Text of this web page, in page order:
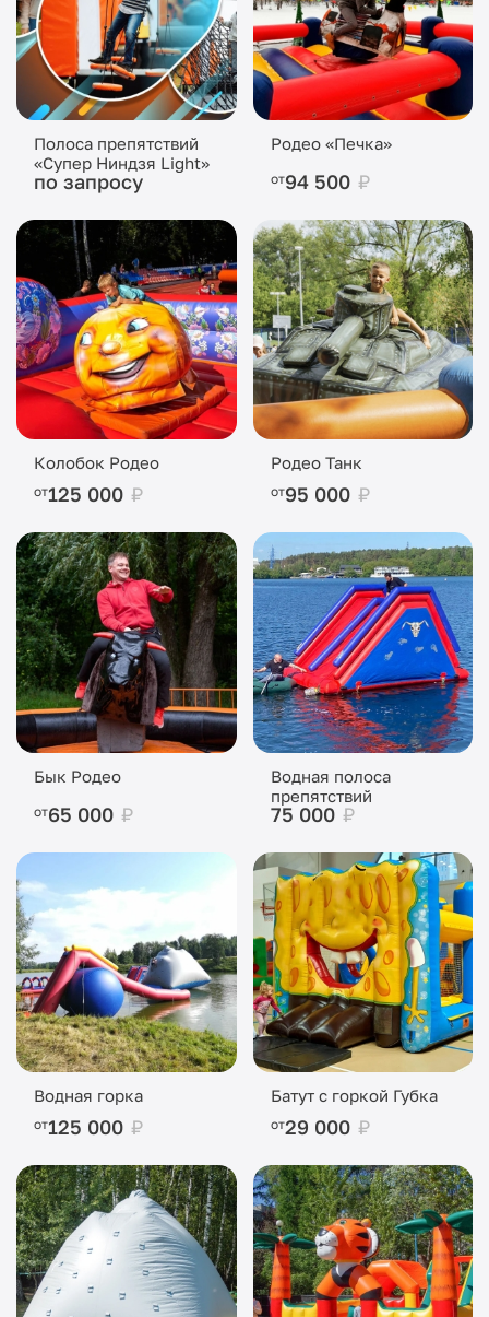
Полоса препятствий
«Супер Ниндзя Light»
по запросу
Родео «Печка»
от94 500 ₽
Колобок Родео
от125 000 ₽
Родео Танк
от95 000 ₽
Бык Родео
от65 000 ₽
Водная полоса
препятствий
75 000 ₽
Водная горка
от125 000 ₽
Батут с горкой Губка
от29 000 ₽